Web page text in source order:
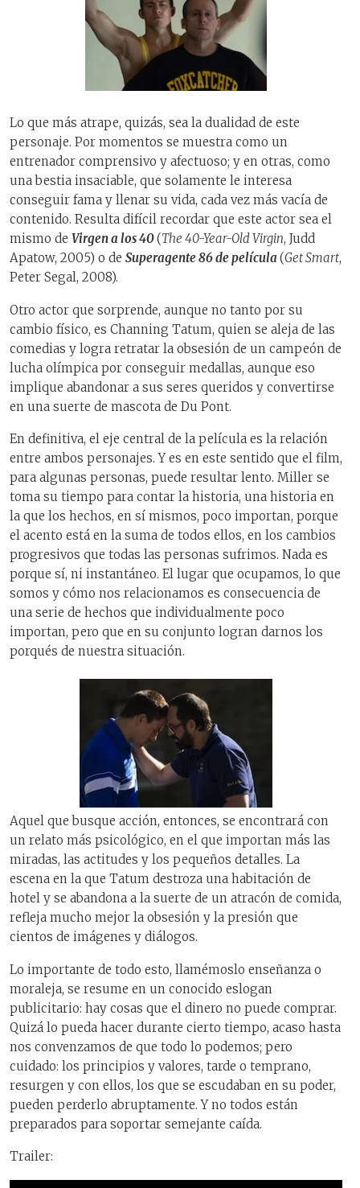
Lo que más atrape, quizás, sea la dualidad de este
personaje. Por momentos se muestra como un
entrenador comprensivo y afectuoso; y en otras, como
una bestia insaciable, que solamente le interesa
conseguir fama y llenar su vida, cada vez más vacía de
contenido. Resulta difícil recordar que este actor sea el
mismo de Virgen a los 40(The 40-Year-Old Virgin, Judd
Apatow, 2005) o de Superagente 86 de película (Get Smart,
Peter Segal, 2008).
Otro actor que sorprende, aunque no tanto por su
cambio físico, es Channing Tatum, quien se aleja de las
comedias y logra retratar la obsesión de un campeón de
lucha olímpica por conseguir medallas, aunque eso
implique abandonar a sus seres queridos y convertirse
en una suerte de mascota de Du Pont.
En definitiva, el eje central de la película es la relación
entre ambos personajes. Y es en este sentido que el film,
para algunas personas, puede resultar lento. Miller se
toma su tiempo para contar la historia, una historia en
la que los hechos, en sí mismos, poco importan, porque
el acento está en la suma de todos ellos, en los cambios
progresivos que todas las personas sufrimos. Nada es
porque sí, ni instantáneo. El lugar que ocupamos, lo que
somos y cómo nos relacionamos es consecuencia de
una serie de hechos que individualmente poco
importan, pero que en su conjunto logran darnos los
porqués de nuestra situación.
Aquel que busque acción, entonces, se encontrará con
un relato más psicológico, en el que importan más las
miradas, las actitudes y los pequeños detalles. La
escena en la que Tatum destroza una habitación de
hotel y se abandona a la suerte de un atracón de comida,
refleja mucho mejor la obsesión y la presión que
cientos de imágenes y diálogos.
Lo importante de todo esto, llamémoslo enseñanza o
moraleja, se resume en un conocido eslogan
publicitario: hay cosas que el dinero no puede comprar.
Quizá lo pueda hacer durante cierto tiempo, acaso hasta
nos convenzamos de que todo lo podemos; pero
cuidado: los principios y valores, tarde o temprano,
resurgen y con ellos, los que se escudaban en su poder,
pueden perderlo abruptamente. Y no todos están
preparados para soportar semejante caída.
Trailer: